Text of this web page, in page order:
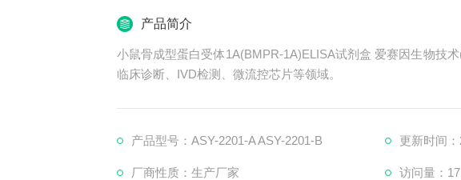
产品简介
小鼠骨成型蛋白受体1A(BMPR-1A)ELISA试剂盒 爱赛因生物技
临床诊断、IVD检测、微流控芯片等领域。
产品型号：ASY-2201-A ASY-2201-B 更新时间
厂商性质：生产厂家 访问量：